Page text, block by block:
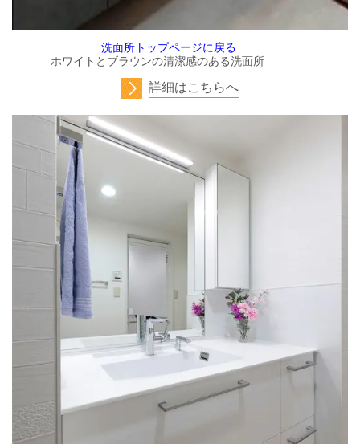
洗面所トップページに戻る
ホワイトとブラウンの清潔感のある洗面所
詳細はこちらへ